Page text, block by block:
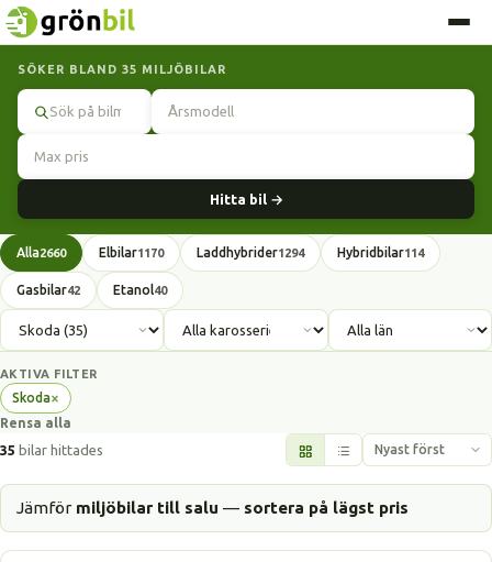
SÖKER BLAND 35 MILJÖBILAR
Hitta bil →
Alla2660 Elbilar1170 Laddhybrider1294 Hybridbilar114
Gasbilar42 Etanol40
AKTIVA FILTER
Skoda×
Ta
bort
filter
Rensa alla
35 bilar hittades
Jämför miljöbilar till salu — sortera på lägst pris